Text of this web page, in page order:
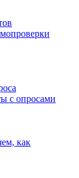
с опросами
как